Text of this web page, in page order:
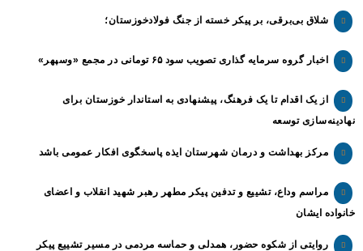
شلاق‌ بی‌برقی، بر پیکر خسته‌ از جنگ فولادخوزستان؛
اخبار گروه سرمایه گذاری تصویب سود ۶۵ تومانی در مجمع «وسپهر»
از یک اقدام تا یک فرهنگ، پیشنهادی به استاندار خوزستان برای
نهادینه‌سازی توسعه
مرکز بهداشت و درمان شهرستان ایذه پاسخگوی افکار عمومی باشد
مراسم وداع، تشییع و تدفین پیکر مطهر رهبر شهید انقلاب و اعضای
خانواده ایشان
روایتی از شکوه حضور، همدلی و حماسه مردمی در مسیر تشییع پیکر